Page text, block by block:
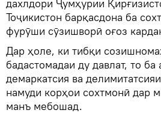
дахлдори Ҷумҳурии
Тоҷикистон барқасдона ба
фурӯши сӯзишворӣ оғоз
Дар ҳоле, ки тибқи
бадастомадаи ду давлат, то
демаркатсия ва
намуди корҳои сохтмонӣ дар
манъ мебошад.